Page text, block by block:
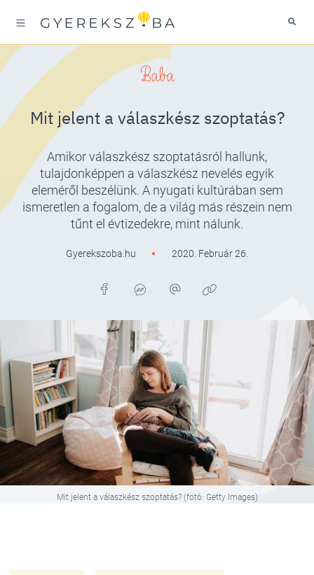
Baba
Mit jelent a válaszkész szoptatás?
Amikor válaszkész szoptatásról hallunk,
tulajdonképpen a válaszkész nevelés egyik
eleméről beszélünk. A nyugati kultúrában sem
ismeretlen a fogalom, de a világ más részein nem
tűnt el évtizedekre, mint nálunk.
Gyerekszoba.hu 2020. Február 26.
Mit jelent a válaszkész szoptatás? (fotó: Getty Images)